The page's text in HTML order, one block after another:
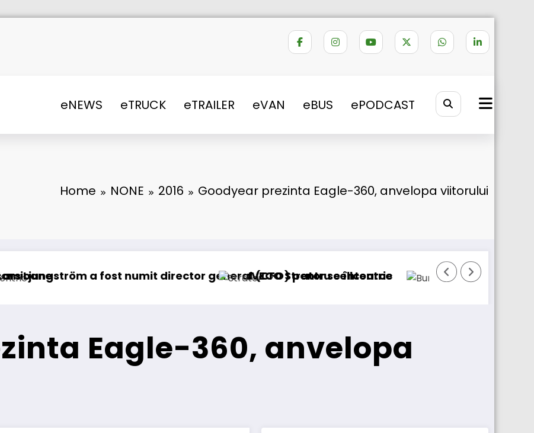
eNEWS eTRUCK eTRAILER eVAN eBUS ePODCAST
Home NONE 2016 Goodyear prezinta Eagle-360, anvelopa viitorului
director general (CFO) pentru cellcentric
IVECO Strator se întoarce BursaTransport/123cargo introduce o
Eagle-360, anvelopa